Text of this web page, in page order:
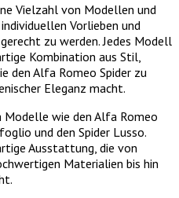
Vielzahl von Modellen und
Vorlieben und
zu werden. Jedes Modell
Kombination aus Stil,
den Alfa Romeo Spider zu
Eleganz macht.
Modelle wie den Alfa Romeo
und den Spider Lusso.
Ausstattung, die von
Materialien bis hin